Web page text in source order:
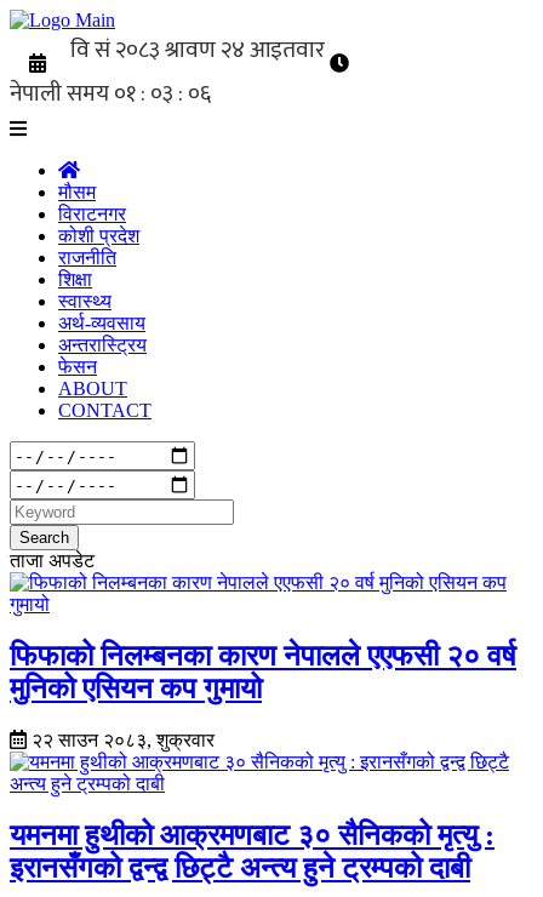
मौसम
विराटनगर
कोशी प्रदेश
राजनीति
शिक्षा
स्वास्थ्य
अर्थ-व्यवसाय
अन्तरास्ट्रिय
फेसन
ABOUT
CONTACT
Search
ताजा अपडेट
फिफाको निलम्बनका कारण नेपालले एएफसी २० वर्ष
मुनिको एसियन कप गुमायो
२२ साउन २०८३, शुक्रवार
यमनमा हुथीको आक्रमणबाट ३० सैनिकको मृत्यु :
इरानसँगको द्वन्द्व छिट्टै अन्त्य हुने ट्रम्पको दाबी